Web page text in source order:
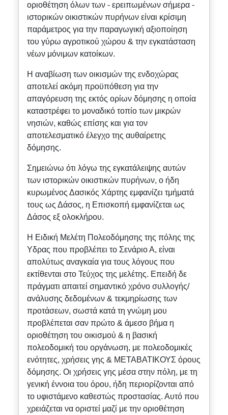
οριοθέτηση όλων των - ερειπωμένων σήμερα -
ιστορικών οικιστικών πυρήνων είναι κρίσιμη
παράμετρος για την παραγωγική αξιοποίηση
του γύρω αγροτικού χώρου & την εγκατάσταση
νέων μόνιμων κατοίκων.
Η αναβίωση των οικισμών της ενδοχώρας
αποτελεί ακόμη προϋπόθεση για την
απαγόρευση της εκτός ορίων δόμησης η οποία
καταστρέφει το μοναδικό τοπίο των μικρών
νησιών, καθώς επίσης και για τον
αποτελεσματικό έλεγχο της αυθαίρετης
δόμησης.
Σημειώνω ότι λόγω της εγκατάλειψης αυτών
των ιστορικών οικιστικών πυρήνων, ο ήδη
κυρωμένος Δασικός Χάρτης εμφανίζει τμήματά
τους ως Δάσος, η Επισκοπή εμφανίζεται ως
Δάσος εξ ολοκλήρου.
Η Ειδική Μελέτη Πολεοδόμησης της πόλης της
Υδρας που προβλέπει το Σενάριο Α, είναι
απολύτως αναγκαία για τους λόγους που
εκτίθενται στο Τεύχος της μελέτης. Επειδή δε
πράγματι απαιτεί σημαντικό χρόνο συλλογής/
ανάλυσης δεδομένων & τεκμηρίωσης των
προτάσεων, σωστά κατά τη γνώμη μου
προβλέπεται σαν πρώτο & άμεσο βήμα η
οριοθέτηση του οικισμού & η βασική
πολεοδομική του οργάνωση, με πολεοδομικές
ενότητες, χρήσεις γης & ΜΕΤΑΒΑΤΙΚΟΥΣ όρους
δόμησης. Οι χρήσεις γης μέσα στην πόλη, με τη
γενική έννοια του όρου, ήδη περιορίζονται από
το υφιστάμενο καθεστώς προστασίας. Αυτό που
χρειάζεται να οριστεί μαζί με την οριοθέτηση